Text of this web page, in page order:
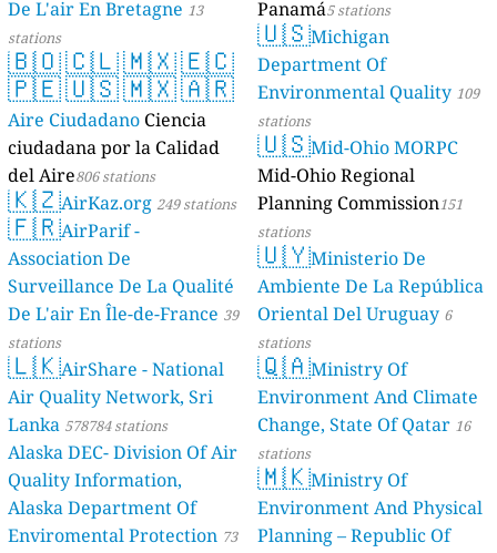
De L'air En Bretagne 13
stations
🇧🇴🇨🇱🇲🇽🇪🇨
🇵🇪🇺🇸🇲🇽🇦🇷
Aire Ciudadano Ciencia
ciudadana por la Calidad
del Aire806 stations
🇰🇿AirKaz.org 249 stations
🇫🇷AirParif -
Association De
Surveillance De La Qualité
De L'air En Île-de-France 39
stations
🇱🇰AirShare - National
Air Quality Network, Sri
Lanka 578784 stations
Alaska DEC- Division Of Air
Quality Information,
Alaska Department Of
Enviromental Protection 73
Panamá5 stations
🇺🇸Michigan
Department Of
Environmental Quality 109
stations
🇺🇸Mid-Ohio MORPC
Mid-Ohio Regional
Planning Commission151
stations
🇺🇾Ministerio De
Ambiente De La República
Oriental Del Uruguay 6
stations
🇶🇦Ministry Of
Environment And Climate
Change, State Of Qatar 16
stations
🇲🇰Ministry Of
Environment And Physical
Planning – Republic Of